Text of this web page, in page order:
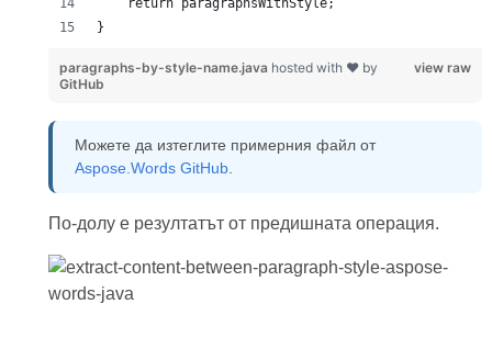
}
view raw
paragraphs-by-style-name.java hosted with ❤ by
GitHub
Можете да изтеглите примерния файл от
Aspose.Words GitHub.
По-долу е резултатът от предишната операция.